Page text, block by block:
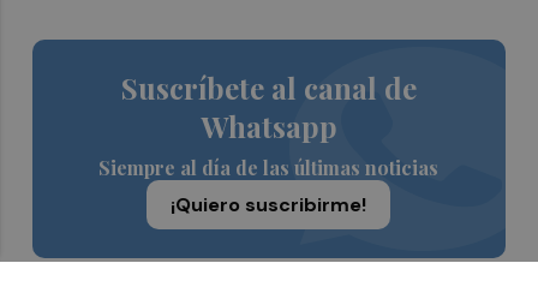
Suscríbete al canal de
Whatsapp
Siempre al día de las últimas noticias
¡Quiero suscribirme!